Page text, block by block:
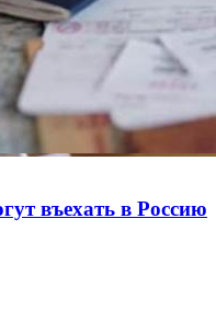
въехать в Россию